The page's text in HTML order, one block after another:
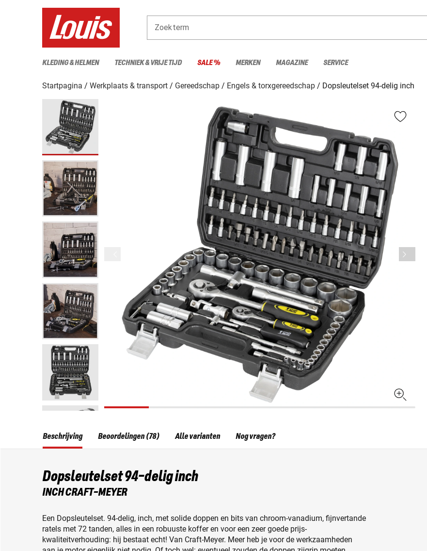
Zoekterm
KLEDING & HELMEN TECHNIEK & VRIJE TIJD SALE % MERKEN MAGAZINE SERVICE
Startpagina Werkplaats & transport Gereedschap Engels & torxgereedschap
Dopsleutelset 94-delig inch
Beschrijving
Dopsleutelset 94-delig inch
INCH CRAFT-MEYER
Een Dopsleutelset. 94-delig, inch, met solide doppen en bits van chroom-vanadium, fijnvertande
ratels met 72 tanden, alles in een robuuste koffer en voor een zeer goede prijs-
kwaliteitverhouding: hij bestaat echt! Van Craft-Meyer. Meer heb je voor de werkzaamheden
Beoordelingen (78) Alle varianten Nog vragen?